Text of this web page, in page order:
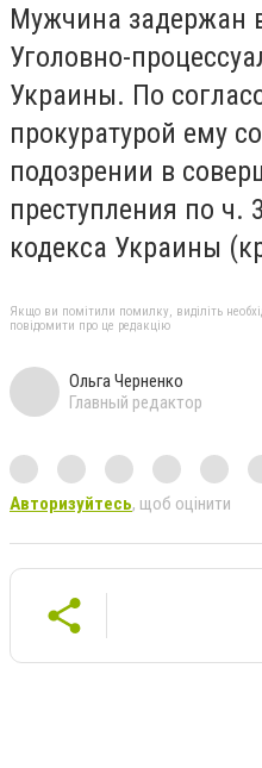
Мужчина задержан
Уголовно-
Украины. По
прокуратурой ему
подозрении в
преступления по ч.
кодекса Украины
Якщо ви помітили помилку, виділіть
повідомити про це редакцію
Ольга Черненко
Главный редактор
Авторизуйтесь, щоб оцінити